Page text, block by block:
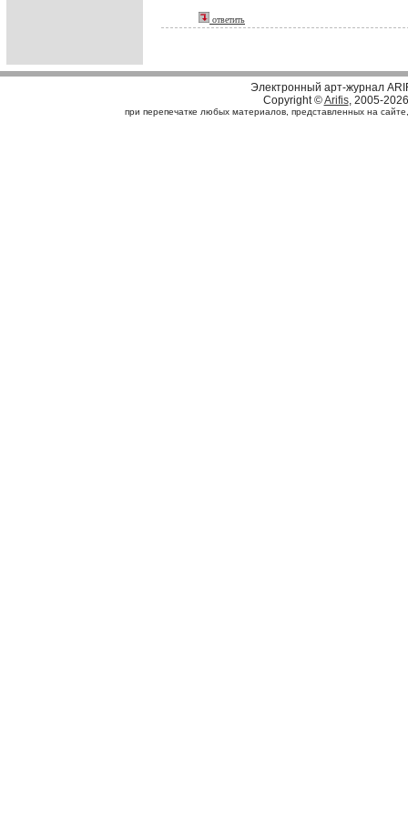
ответить
Электронный арт-журнал
Copyright ©Arifis, 2005-2026
при перепечатке любых материалов, представленных на